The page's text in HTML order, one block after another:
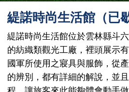
緹諾時尚生活館（已
緹諾時尚生活館位於雲林縣斗
的紡織類觀光工廠，裡頭展示
國軍所使用之寢具與服飾，從
的辨別，都有詳細的解說，並